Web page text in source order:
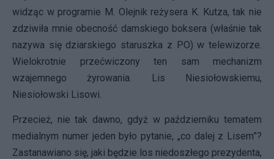
widząc w programie M. Olejnik reżysera K. Kutza, tak nie
zdziwiła mnie obecność damskiego boksera (właśnie tak
nazywa się dziarskiego staruszka z PO) w telewizorze.
Wielokrotnie przećwiczony ten sam mechanizm
wzajemnego żyrowania. Lis Niesiołowskiemu,
Niesiołowski Lisowi.
Przecież, nie tak dawno, gdyż w październiku tematem
medialnym numer jeden było pytanie, „co dalej z Lisem”?
Zastanawiano się, jaki będzie los niedoszłego prezydenta,